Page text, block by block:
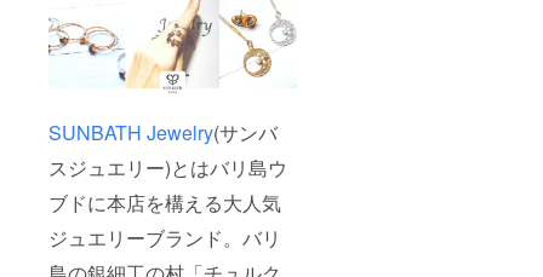
SUNBATH Jewelry(サンバ
スジュエリー)とはバリ島ウ
ブドに本店を構える大人気
ジュエリーブランド。バリ